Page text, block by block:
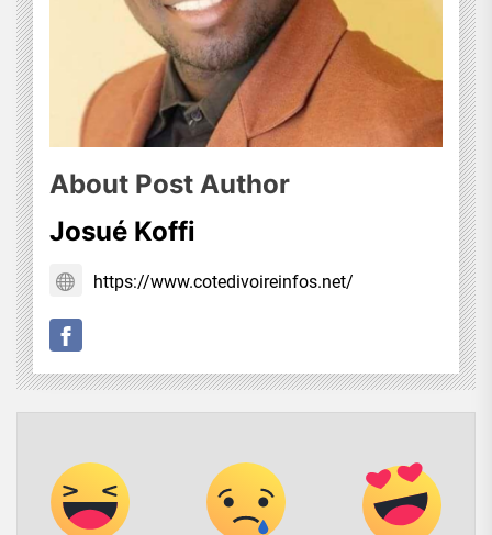
About Post Author
Josué Koffi
https://www.cotedivoireinfos.net/